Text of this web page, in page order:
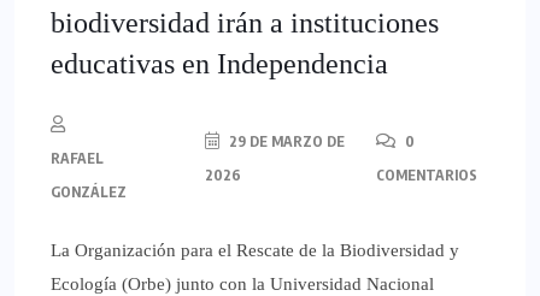
biodiversidad irán a instituciones
educativas en Independencia
RAFAEL
GONZÁLEZ
29 DE MARZO DE
2026
0
COMENTARIOS
La Organización para el Rescate de la Biodiversidad y
Ecología (Orbe) junto con la Universidad Nacional